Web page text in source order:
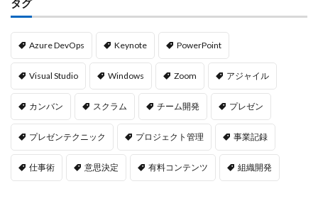
タグ
Azure DevOps Keynote PowerPoint
Visual Studio Windows Zoom アジャイル
カンバン スクラム チーム開発 プレゼン
プレゼンテクニック プロジェクト管理 事業記録
仕事術 意思決定 有料コンテンツ 組織開発